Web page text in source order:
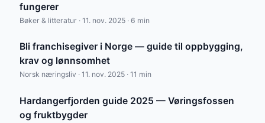
fungerer
Bøker & litteratur · 11. nov. 2025 · 6 min
Bli franchisegiver i Norge — guide til oppbygging,
krav og lønnsomhet
Norsk næringsliv · 11. nov. 2025 · 11 min
Hardangerfjorden guide 2025 — Vøringsfossen
og fruktbygder